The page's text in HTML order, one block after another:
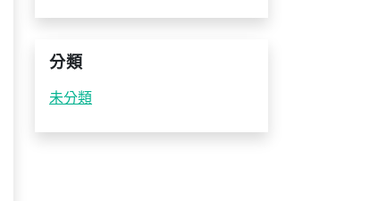
分類
未分類